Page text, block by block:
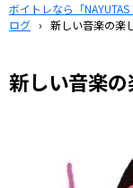
ボイトレなら「NAYUTAS
ログ › 新しい音楽の楽
新しい音楽